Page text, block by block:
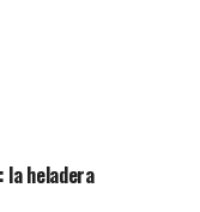
la heladera